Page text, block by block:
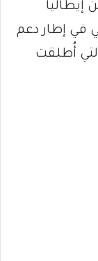
إيطاليا
في إطار دعم
أُطلقت